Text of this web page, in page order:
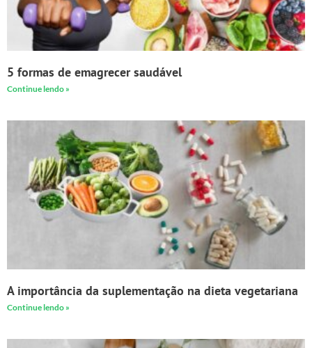
5 formas de emagrecer saudável
Continue lendo »
A importância da suplementação na dieta vegetariana
Continue lendo »